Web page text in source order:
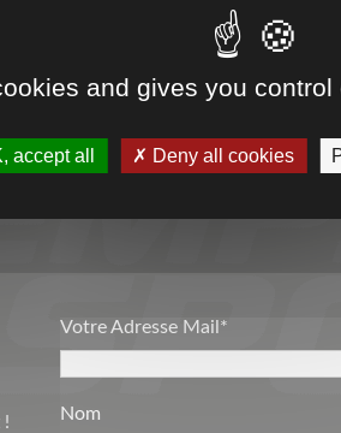
VOTRE
!
Votre Adresse Mail*
Nom
and gives you
accept all Deny all cookies